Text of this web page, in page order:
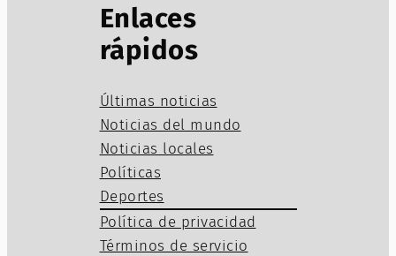
Enlaces
rápidos
Últimas noticias
Noticias del mundo
Noticias locales
Políticas
Deportes
Política de privacidad
Términos de servicio